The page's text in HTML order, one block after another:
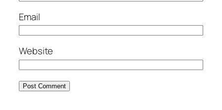
Email
Website